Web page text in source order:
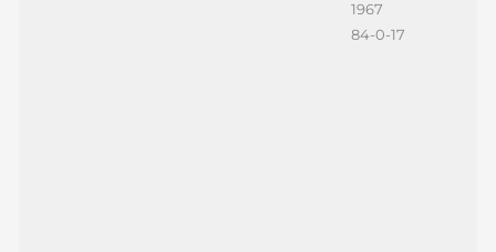
1967
84-0-17